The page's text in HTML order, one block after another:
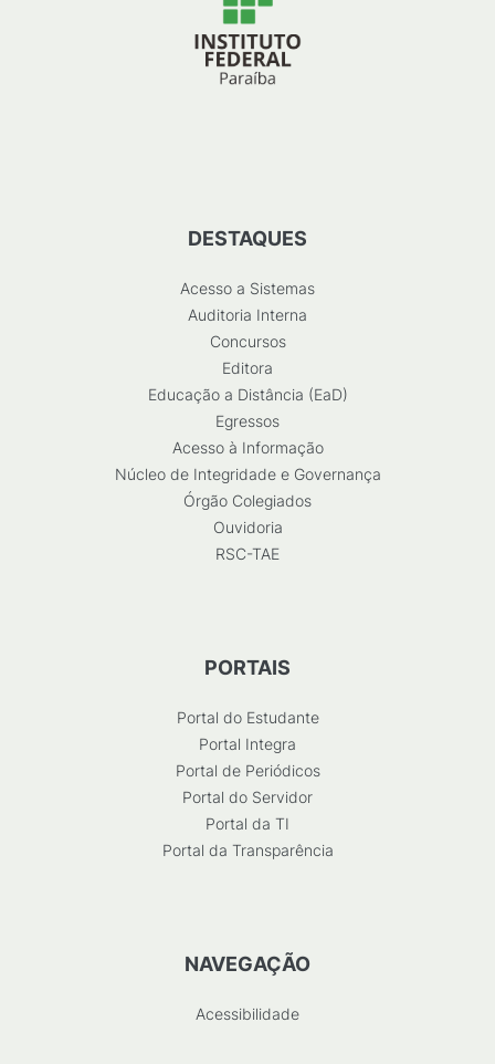
DESTAQUES
Acesso a Sistemas
Auditoria Interna
Concursos
Editora
Educação a Distância (EaD)
Egressos
Acesso à Informação
Núcleo de Integridade e Governança
Órgão Colegiados
Ouvidoria
RSC-TAE
PORTAIS
Portal do Estudante
Portal Integra
Portal de Periódicos
Portal do Servidor
Portal da TI
Portal da Transparência
NAVEGAÇÃO
Acessibilidade